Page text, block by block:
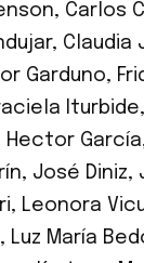
, Carlos
, Claudia
Garduno,
Iturbide,
Hector García
, José Diniz,
, Leonora
, Luz María